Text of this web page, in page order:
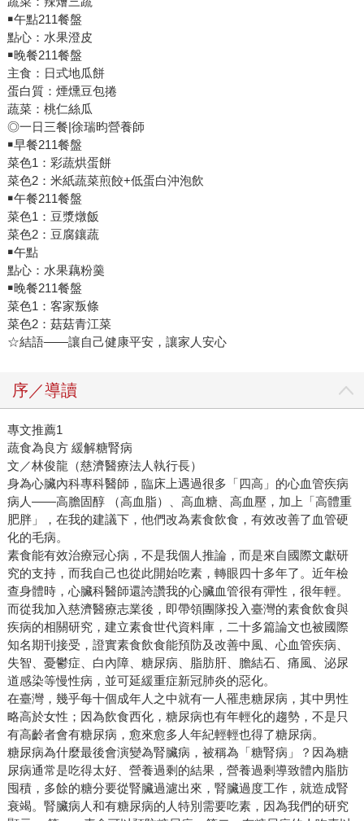
￭午點211餐盤
點心：水果澄皮
￭晚餐211餐盤
主食：日式地瓜餅
蛋白質：煙燻豆包捲
蔬菜：桃仁絲瓜
◎一日三餐|徐瑞昀營養師
￭早餐211餐盤
菜色1：彩蔬烘蛋餅
菜色2：米紙蔬菜煎餃+低蛋白沖泡飲
￭午餐211餐盤
菜色1：豆漿燉飯
菜色2：豆腐鑲蔬
￭午點
點心：水果藕粉羹
￭晚餐211餐盤
菜色1：客家叛條
菜色2：菇菇青江菜
☆結語——讓自己健康平安，讓家人安心
序／導讀
專文推薦1
蔬食為良方 緩解糖腎病
文／林俊龍（慈濟醫療法人執行長）
身為心臟內科專科醫師，臨床上遇過很多「四高」的心血管疾病
病人――高膽固醇 （高血脂）、高血糖、高血壓，加上「高體重
肥胖」，在我的建議下，他們改為素食飲食，有效改善了血管硬
化的毛病。
素食能有效治療冠心病，不是我個人推論，而是來自國際文獻研
究的支持，而我自己也從此開始吃素，轉眼四十多年了。近年檢
查身體時，心臟科醫師還誇讚我的心臟血管很有彈性，很年輕。
而從我加入慈濟醫療志業後，即帶領團隊投入臺灣的素食飲食與
疾病的相關研究，建立素食世代資料庫，二十多篇論文也被國際
知名期刊接受，證實素食飲食能預防及改善中風、心血管疾病、
失智、憂鬱症、白內障、糖尿病、脂肪肝、膽結石、痛風、泌尿
道感染等慢性病，並可延緩重症新冠肺炎的惡化。
在臺灣，幾乎每十個成年人之中就有一人罹患糖尿病，其中男性
略高於女性；因為飲食西化，糖尿病也有年輕化的趨勢，不是只
有高齡者會有糖尿病，愈來愈多人年紀輕輕也得了糖尿病。
糖尿病為什麼最後會演變為腎臟病，被稱為「糖腎病」？因為糖
尿病通常是吃得太好、營養過剩的結果，營養過剩導致體內脂肪
囤積，多餘的糖分要從腎臟過濾出來，腎臟過度工作，就造成腎
衰竭。腎臟病人和有糖尿病的人特別需要吃素，因為我們的研究